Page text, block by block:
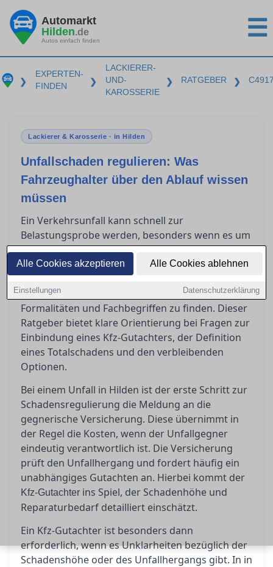
Alle Cookies akzeptieren Alle Cookies ablehnen
Einstellungen Datenschutzerklärung
Automarkt
Hilden.de
Autos einfach finden ☰
❯
EXPERTEN-
FINDEN
❯
LACKIERER-
UND-
KAROSSERIE
❯ RATGEBER ❯
Lackierer & Karosserie · in Hilden
Unfallschaden regulieren: Was
Fahrzeughalter über den Ablauf wissen
müssen
Ein Verkehrsunfall kann schnell zur
Belastungsprobe werden, besonders wenn es um
die Regulierung des Schadens über die
gegnerische Versicherung geht. Fahrzeughalter
in Hilden stehen oft vor der Herausforderung,
den richtigen Weg durch den Dschungel von
Formalitäten und Fachbegriffen zu finden. Dieser
Ratgeber bietet klare Orientierung bei Fragen zur
Einbindung eines Kfz-Gutachters, der Definition
eines Totalschadens und den verbleibenden
Optionen.
Bei einem Unfall in Hilden ist der erste Schritt zur
Schadensregulierung die Meldung an die
gegnerische Versicherung. Diese übernimmt in
der Regel die Kosten, wenn der Unfallgegner
eindeutig verantwortlich ist. Die Versicherung
prüft den Unfallhergang und fordert häufig ein
unabhängiges Gutachten an. Hierbei kommt der
Kfz-Gutachter ins Spiel, der Schadenhöhe und
Reparaturbedarf detailliert einschätzt.
Ein Kfz-Gutachter ist besonders dann
erforderlich, wenn es Unklarheiten bezüglich der
Schadenshöhe oder des Unfallhergangs gibt. In in